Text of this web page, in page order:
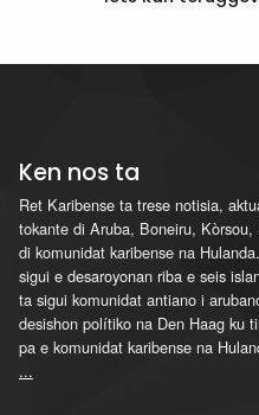
Ken nos ta
Ret Karibense ta trese notisia,
tokante di Aruba, Boneiru,
di komunidat karibense na
sigui e desaroyonan riba e seis
ta sigui komunidat antiano i
desishon polítiko na Den Haag ku
pa e komunidat karibense na
...